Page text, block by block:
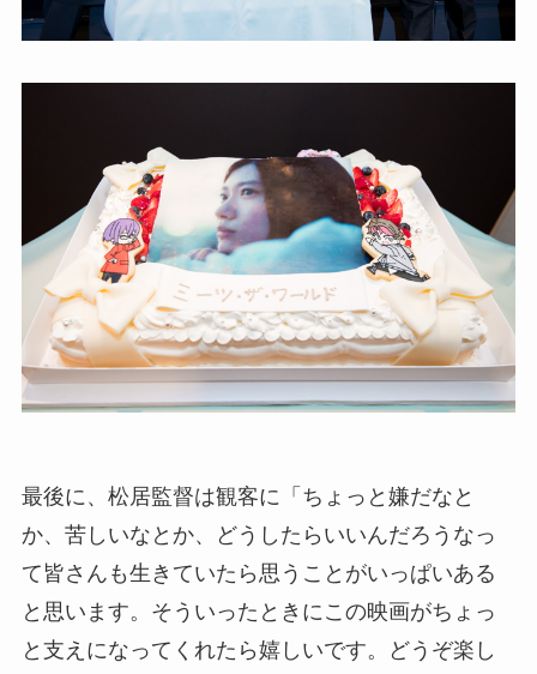
最後に、松居監督は観客に「ちょっと嫌だなと
か、苦しいなとか、どうしたらいいんだろうなっ
て皆さんも生きていたら思うことがいっぱいある
と思います。そういったときにこの映画がちょっ
と支えになってくれたら嬉しいです。どうぞ楽し